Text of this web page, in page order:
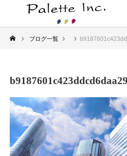
ブログ一覧